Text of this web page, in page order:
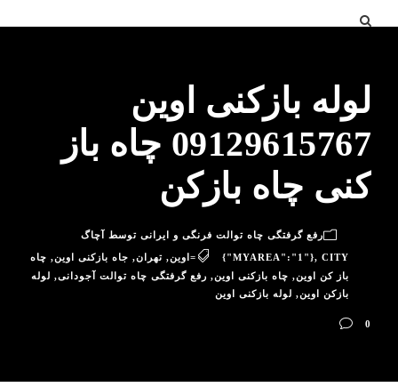
لوله بازکنی اوین
09129615767 چاه باز
کنی چاه بازکن
رفع گرفتگی چاه توالت فرنگی و ایرانی توسط آچاگ
{"MYAREA":"1"}, CITY=اوین , تهران, جاه بازکنی اوین, چاه
باز کن اوین, چاه بازکنی اوین, رفع گرفتگی چاه توالت آجودانی, لوله
بازکن اوین, لوله بازکنی اوین
0